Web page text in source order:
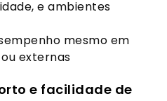
e ambientes
mesmo em
externas
e facilidade de